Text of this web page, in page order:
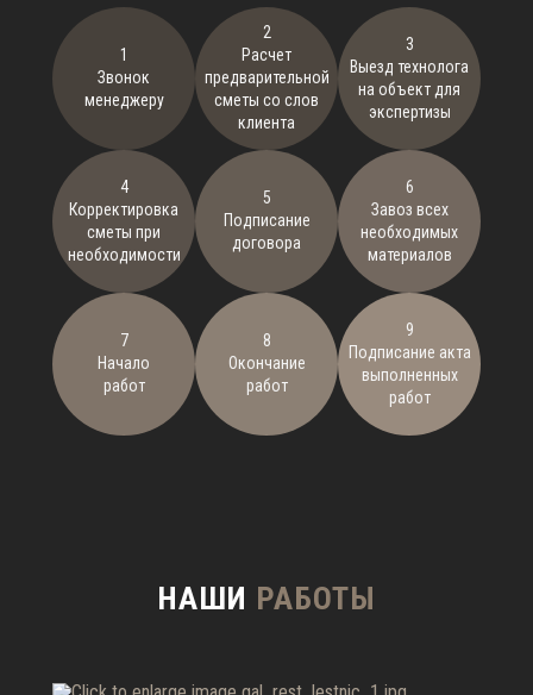
1
Звонок
менеджеру
2
Расчет
предварительной
сметы со слов
клиента
3
Выезд технолога
на объект для
экспертизы
4
Корректировка
сметы при
необходимости
5
Подписание
договора
6
Завоз всех
необходимых
материалов
7
Начало
работ
8
Окончание
работ
9
Подписание акта
выполненных
работ
НАШИ РАБОТЫ